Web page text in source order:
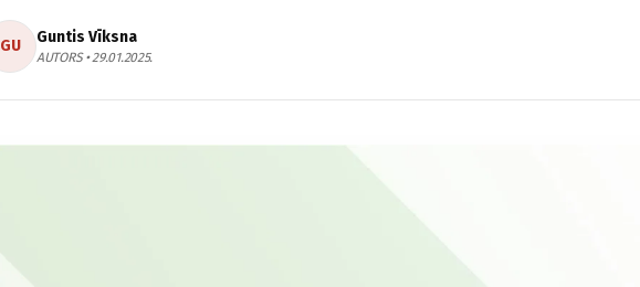
GU Guntis Vīksna
AUTORS • 29.01.2025.